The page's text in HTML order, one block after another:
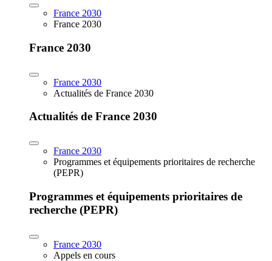
France 2030
France 2030
France 2030
France 2030
Actualités de France 2030
Actualités de France 2030
France 2030
Programmes et équipements prioritaires de recherche
(PEPR)
Programmes et équipements prioritaires de
recherche (PEPR)
France 2030
Appels en cours